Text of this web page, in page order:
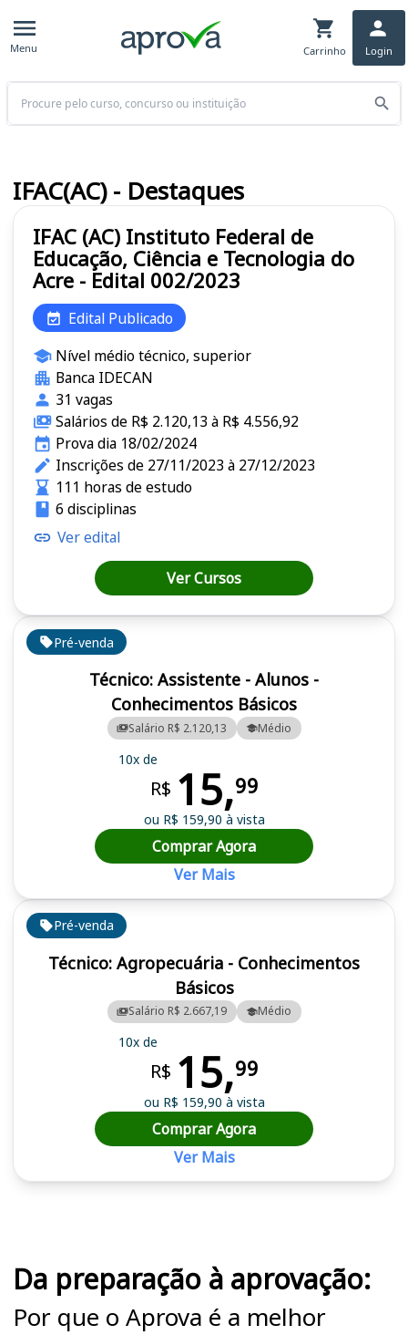
Menu Carrinho Login
Buscar
Pré-venda
Técnico: Agropecuária - Conhecimentos
Básicos
Salário R$ 2.667,19 Médio
10x de
R$ 15,99
ou R$ 159,90 à vista
Comprar Agora
Ver Mais
Pré-venda
Técnico: Assistente - Alunos -
Conhecimentos Básicos
Salário R$ 2.120,13 Médio
10x de
R$ 15,99
ou R$ 159,90 à vista
Comprar Agora
Ver Mais
IFAC (AC) Instituto Federal de
Educação, Ciência e Tecnologia do
Acre - Edital 002/2023
Edital Publicado
Nível médio técnico, superior
Banca IDECAN
31 vagas
Salários de R$ 2.120,13 à R$ 4.556,92
Prova dia 18/02/2024
Inscrições de 27/11/2023 à 27/12/2023
111 horas de estudo
6 disciplinas
Ver edital
Ver Cursos
IFAC(AC) - Destaques
Da preparação à aprovação:
Por que o Aprova é a melhor